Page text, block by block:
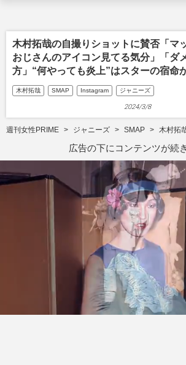
木村拓哉の自撮りショットに賛否「マ
おじさんのアイコン見てる気分」「ダ
方」“何やっても炎上”はスターの宿命
木村拓哉 SMAP Instagram ジャニーズ
2024/3/8
週刊女性PRIME ジャニーズ SMAP 木村拓
広告の下にコンテンツが続